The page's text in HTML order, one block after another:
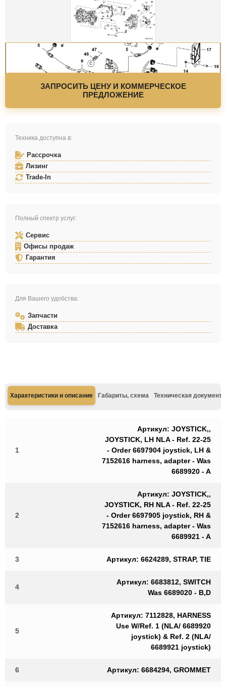
ЗАПРОСИТЬ ЦЕНУ И КОММЕРЧЕСКОЕ
ПРЕДЛОЖЕНИЕ
Техника доступна в:
Рассрочка
Лизинг
Trade-In
Полный спектр услуг:
Сервис
Офисы продаж
Гарантия
Для Вашего удобства:
Запчасти
Доставка
Характеристики и описание Габариты, схема Техническая
1
Артикул: JOYSTICK,,
JOYSTICK, LH NLA - Ref. 22-25
- Order 6697904 joystick, LH &
7152616 harness, adapter - Was
6689920 - A
2
Артикул: JOYSTICK,,
JOYSTICK, RH NLA - Ref. 22-25
- Order 6697905 joystick, RH &
7152616 harness, adapter - Was
6689921 - A
3 Артикул: 6624289, STRAP, TIE
4
Артикул: 6683812, SWITCH
Was 6689020 - B,D
5
Артикул: 7112828, HARNESS
Use W/Ref. 1 (NLA/ 6689920
joystick) & Ref. 2 (NLA/
6689921 joystick)
6 Артикул: 6684294, GROMMET